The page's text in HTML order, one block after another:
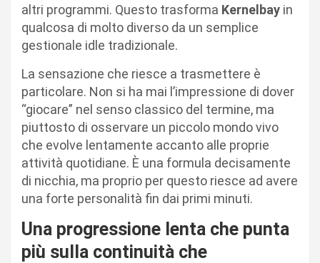
altri programmi. Questo trasforma Kernelbay in
qualcosa di molto diverso da un semplice
gestionale idle tradizionale.
La sensazione che riesce a trasmettere è
particolare. Non si ha mai l’impressione di dover
“giocare” nel senso classico del termine, ma
piuttosto di osservare un piccolo mondo vivo
che evolve lentamente accanto alle proprie
attività quotidiane. È una formula decisamente
di nicchia, ma proprio per questo riesce ad avere
una forte personalità fin dai primi minuti.
Una progressione lenta che punta
più sulla continuità che